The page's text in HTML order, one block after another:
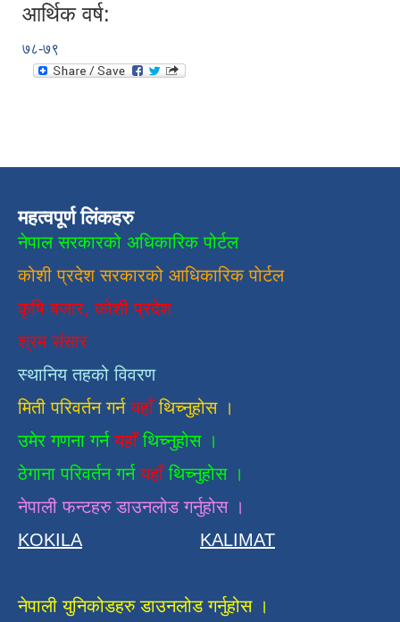
आर्थिक वर्ष:
७८-७९
महत्वपूर्ण लिंकहरु
नेपाल सरकारको अधिकारिक पोर्टल
कोशी प्रदेश सरकारको आधिकारिकपाेर्टल
कृषि बजार, कोशी प्रदेश
श्रम संसार
स्थानिय तहको विवरण
मिती परिवर्तन गर्न यहाँ थिच्नुहोस ।
उमेर गणना गर्नयहाँथिच्नुहोस ।
ठेगाना परिवर्तन गर्नयहाँ थिच्नुहोस ।
नेपाली फन्टहरु डाउनलोड गर्नुहोस ।
KOKILA
KALIMAT
नेपाली युनिकोडहरु डाउनलोड गर्नुहोस ।